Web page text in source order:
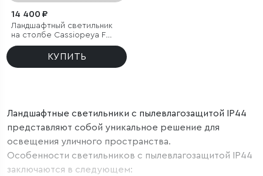
14 400 ₽
Ландшафтный светильник
на столбе Cassiopeya F
черное золото IP44
КУПИТЬ
Ландшафтные светильники с пылевлагозащитой IP44
представляют собой уникальное решение для
освещения уличного пространства.
Особенности светильников с пылевлагозащитой IP44
заключаются в следующем: